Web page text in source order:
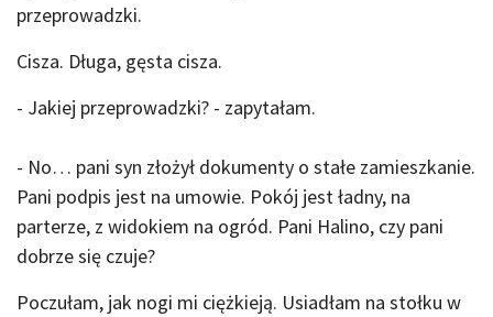
przeprowadzki.
Cisza. Długa, gęsta cisza.
- Jakiej przeprowadzki? - zapytałam.
- No… pani syn złożył dokumenty o stałe zamieszkanie.
Pani podpis jest na umowie. Pokój jest ładny, na
parterze, z widokiem na ogród. Pani Halino, czy pani
dobrze się czuje?
Poczułam, jak nogi mi ciężkieją. Usiadłam na stołku w